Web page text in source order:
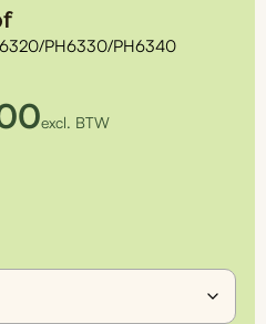
PH6330/PH6340
excl. BTW